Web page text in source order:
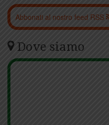
Abbonati al nostro feed RSS
Dove siamo